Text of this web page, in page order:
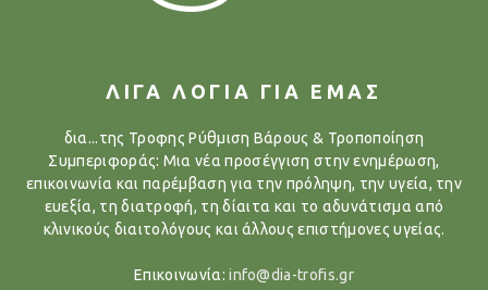
ΛΙΓΑ ΛΟΓΙΑ ΓΙΑ ΕΜΑΣ
δια...της Τροφης Ρύθμιση Βάρους & Τροποποίηση
Συμπεριφοράς: Μια νέα προσέγγιση στην ενημέρωση,
επικοινωνία και παρέμβαση για την πρόληψη, την υγεία, την
ευεξία, τη διατροφή, τη δίαιτα και το αδυνάτισμα από
κλινικούς διαιτολόγους και άλλους επιστήμονες υγείας.
Επικοινωνία:info@dia-trofis.gr